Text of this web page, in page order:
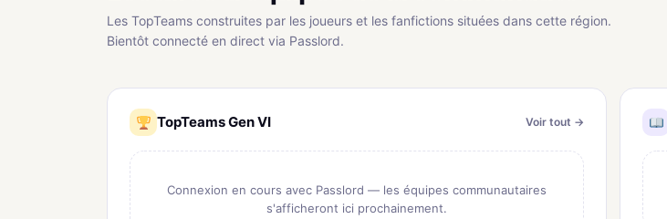
Les TopTeams construites par les joueurs et les fanfictions situées dans cette région.
Bientôt connecté en direct via Passlord.
TopTeams Gen VI Voir tout →
Connexion en cours avec Passlord — les équipes communautaires
s'afficheront ici prochainement.